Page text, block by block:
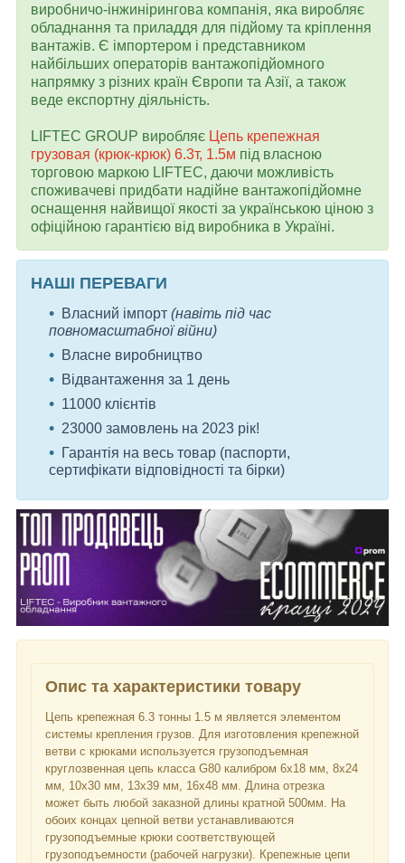
виробничо-інжинірингова компанія, яка виробляє
обладнання та приладдя для підйому та кріплення
вантажів. Є імпортером і представником
найбільших операторів вантажопідйомного
напрямку з різних країн Європи та Азії, а також
веде експортну діяльність.
LIFTEC GROUP виробляє Цепь крепежная
грузовая (крюк-крюк) 6.3т, 1.5м під власною
торговою маркою LIFTEC, даючи можливість
споживачеві придбати надійне вантажопідйомне
оснащення найвищої якості за українською ціною з
офіційною гарантією від виробника в Україні.
НАШІ ПЕРЕВАГИ
Власний імпорт (навіть під час
повномасштабної війни)
Власне виробництво
Відвантаження за 1 день
11000 клієнтів
23000 замовлень на 2023 рік!
Гарантія на весь товар (паспорти,
сертифікати відповідності та бірки)
Опис та характеристики товару
Цепь крепежная 6.3 тонны 1.5 м является элементом
системы крепления грузов. Для изготовления крепежной
ветви с крюками используется грузоподъемная
круглозвенная цепь класса G80 калибром 6х18 мм, 8х24
мм, 10х30 мм, 13х39 мм, 16х48 мм. Длина отрезка
может быть любой заказной длины кратной 500мм. На
обоих концах цепной ветви устанавливаются
грузоподъемные крюки соответствующей
грузоподъемности (рабочей нагрузки). Крепежные цепи